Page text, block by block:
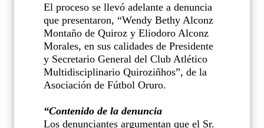
El proceso se llevó adelante a denuncia
que presentaron, “Wendy Bethy Alconz
Montaño de Quiroz y Eliodoro Alconz
Morales, en sus calidades de Presidente
y Secretario General del Club Atlético
Multidisciplinario Quiroziñhos”, de la
Asociación de Fútbol Oruro.
“Contenido de la denuncia
Los denunciantes argumentan que el Sr.